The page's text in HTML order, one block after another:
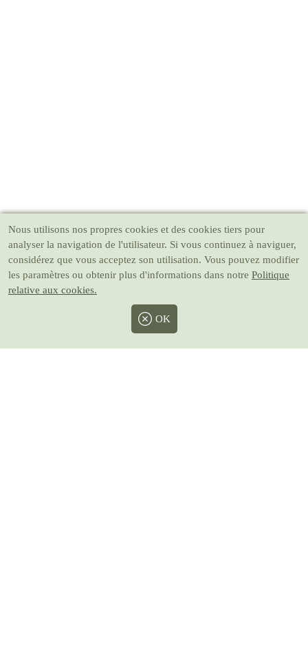
Nous utilisons nos propres cookies et des cookies tiers pour
analyser la navigation de l'utilisateur. Si vous continuez à naviguer,
considérez que vous acceptez son utilisation. Vous pouvez modifier
les paramètres ou obtenir plus d'informations dans notre Politique
relative aux cookies.
OK